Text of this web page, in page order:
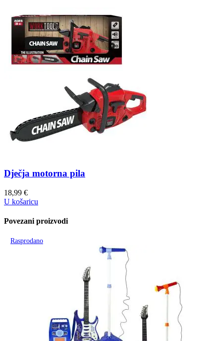
Dječja motorna pila
18,99 €
U košaricu
Povezani proizvodi
Rasprodano